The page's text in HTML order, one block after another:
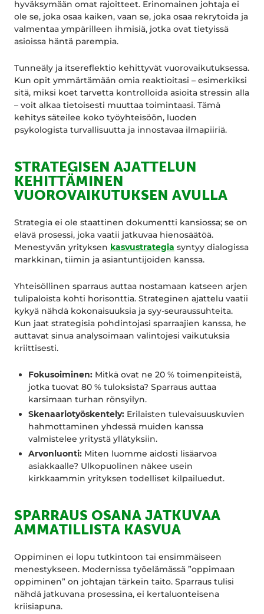
hyväksymään omat rajoitteet. Erinomainen johtaja ei
ole se, joka osaa kaiken, vaan se, joka osaa rekrytoida ja
valmentaa ympärilleen ihmisiä, jotka ovat tietyissä
asioissa häntä parempia.
Tunneäly ja itsereflektio kehittyvät vuorovaikutuksessa.
Kun opit ymmärtämään omia reaktioitasi – esimerkiksi
sitä, miksi koet tarvetta kontrolloida asioita stressin alla
– voit alkaa tietoisesti muuttaa toimintaasi. Tämä
kehitys säteilee koko työyhteisöön, luoden
psykologista turvallisuutta ja innostavaa ilmapiiriä.
STRATEGISEN AJATTELUN
KEHITTÄMINEN
VUOROVAIKUTUKSEN AVULLA
Strategia ei ole staattinen dokumentti kansiossa; se on
elävä prosessi, joka vaatii jatkuvaa hienosäätöä.
Menestyvän yrityksen kasvustrategia syntyy dialogissa
markkinan, tiimin ja asiantuntijoiden kanssa.
Yhteisöllinen sparraus auttaa nostamaan katseen arjen
tulipaloista kohti horisonttia. Strateginen ajattelu vaatii
kykyä nähdä kokonaisuuksia ja syy-seuraussuhteita.
Kun jaat strategisia pohdintojasi sparraajien kanssa, he
auttavat sinua analysoimaan valintojesi vaikutuksia
kriittisesti.
Fokusoiminen: Mitkä ovat ne 20 % toimenpiteistä,
jotka tuovat 80 % tuloksista? Sparraus auttaa
karsimaan turhan rönsyilyn.
Skenaariotyöskentely: Erilaisten tulevaisuuskuvien
hahmottaminen yhdessä muiden kanssa
valmistelee yritystä yllätyksiin.
Arvonluonti: Miten luomme aidosti lisäarvoa
asiakkaalle? Ulkopuolinen näkee usein
kirkkaammin yrityksen todelliset kilpailuedut.
SPARRAUS OSANA JATKUVAA
AMMATILLISTA KASVUA
Oppiminen ei lopu tutkintoon tai ensimmäiseen
menestykseen. Modernissa työelämässä ”oppimaan
oppiminen” on johtajan tärkein taito. Sparraus tulisi
nähdä jatkuvana prosessina, ei kertaluonteisena
kriisiapuna.